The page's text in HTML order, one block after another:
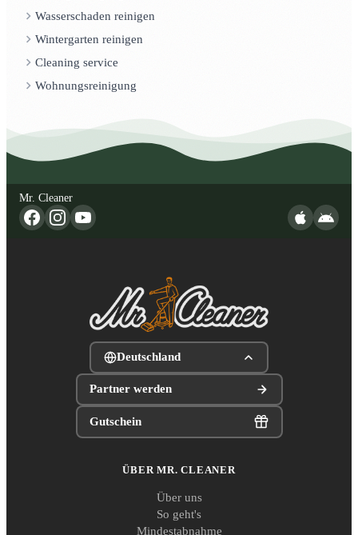
Wasserschaden reinigen
Wintergarten reinigen
Cleaning service
Wohnungsreinigung
Mr. Cleaner
Deutschland
Partner werden
Gutschein
ÜBER MR. CLEANER
Über uns
So geht's
Mindestabnahme